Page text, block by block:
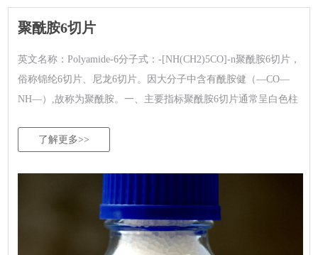
聚酰胺6切片
英文名称：Polyamide-6分子式：-[NH(CH2)5CO]-n聚酰胺6切片，
俗称锦纶6切片、尼龙6切片。因大分子中含有酰胺健（—CO—
NH—）,故称为聚酰胺。一、主要指标聚酰胺6切片通常呈白色柱
了解更多>>